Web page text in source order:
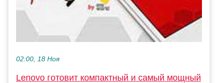
02:00, 18 Ноя
Lenovo готовит компактный и самый мощный